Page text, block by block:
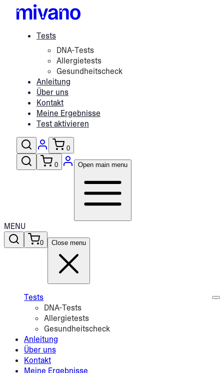
Tests
DNA-Tests
Allergietests
Gesundheitscheck
Anleitung
Über uns
Kontakt
Meine Ergebnisse
Test aktivieren
0
0 Open main menu
MENU
0 Close menu
Tests
DNA-Tests
Allergietests
Gesundheitscheck
Anleitung
Über uns
Kontakt
Meine Ergebnisse